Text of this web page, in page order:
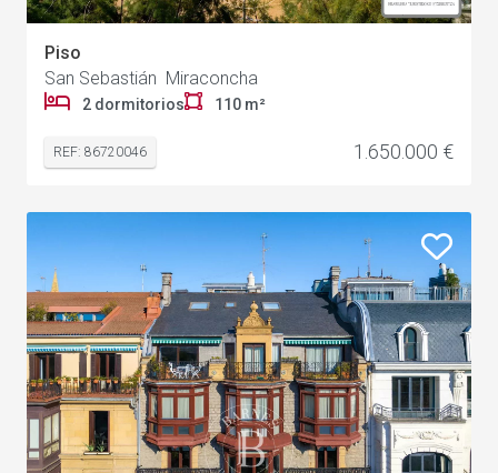
Piso
San Sebastián Miraconcha
2 dormitorios 110 m²
REF: 86720046 1.650.000 €